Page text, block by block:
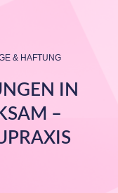
& HAFTUNG
IN
–